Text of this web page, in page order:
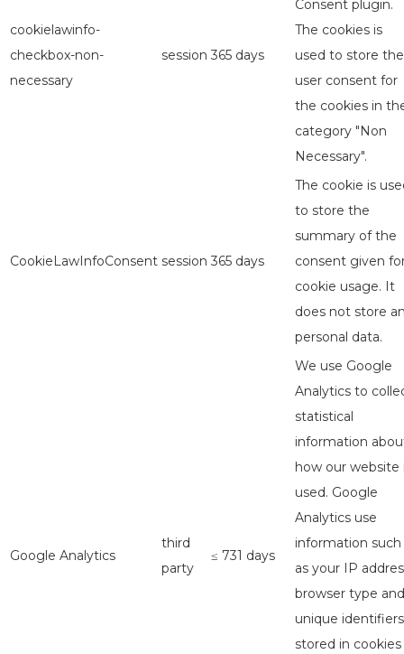
cookielawinfo-
checkbox-non-
necessary
session 365 days
Consent plugin.
The cookies is
used to store the
user consent for
the cookies in
category "Non
Necessary".
CookieLawInfoConsent session 365 days
The cookie is
to store the
summary of the
consent given
cookie usage. It
does not store
personal data.
Google Analytics
third
party
≤ 731 days
We use Google
Analytics to
statistical
information
how our website
used. Google
Analytics use
information such
as your IP
browser type and
unique identifiers
stored in cookies